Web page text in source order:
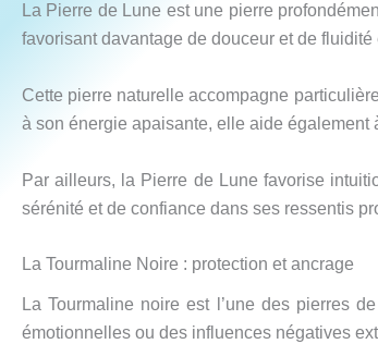
La Pierre de Lune est une pierre
favorisant davantage de douceur et de fluidité
Cette pierre naturelle accompagne
à son énergie apaisante, elle aide également
Par ailleurs, la Pierre de Lune favorise
sérénité et de confiance dans ses ressentis
La Tourmaline Noire : protection et ancrage
La Tourmaline noire est l’une des pierres
émotionnelles ou des influences négatives